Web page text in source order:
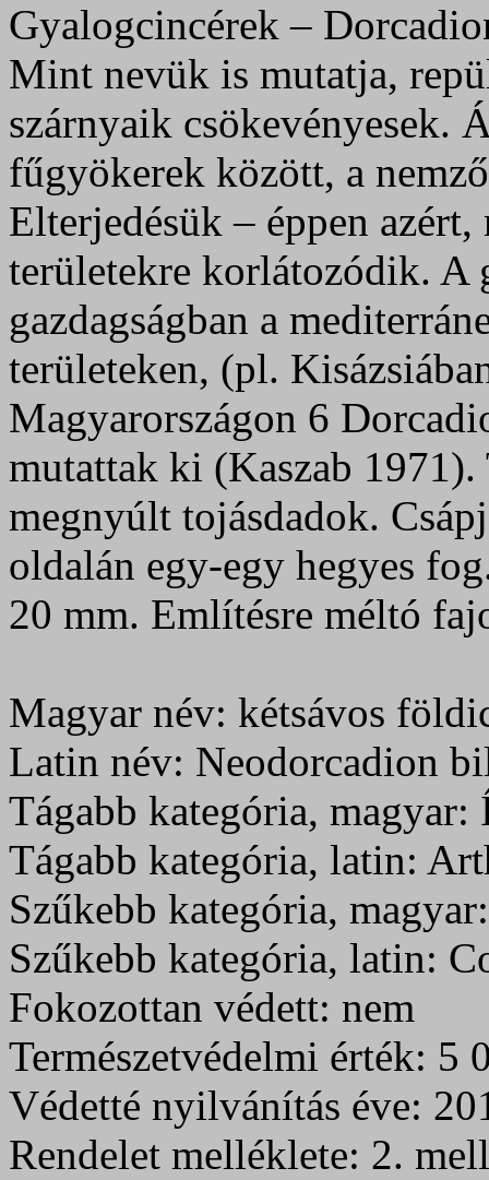
Gyalogcincérek –
Mint nevük is mutatja,
szárnyaik csökevényesek.
fűgyökerek között, a
Elterjedésük – éppen
területekre korlátozódik. A
gazdagságban a
területeken, (pl.
Magyarországon 6
mutattak ki (Kaszab
megnyúlt tojásdadok.
oldalán egy-egy hegyes
20 mm. Említésre méltó
Magyar név: kétsávos
Latin név: Neodorcadion
Tágabb kategória,
Tágabb kategória, latin:
Szűkebb kategória,
Szűkebb kategória, latin:
Fokozottan védett: nem
Természetvédelmi érték: 5
Védetté nyilvánítás éve:
Rendelet melléklete: 2.